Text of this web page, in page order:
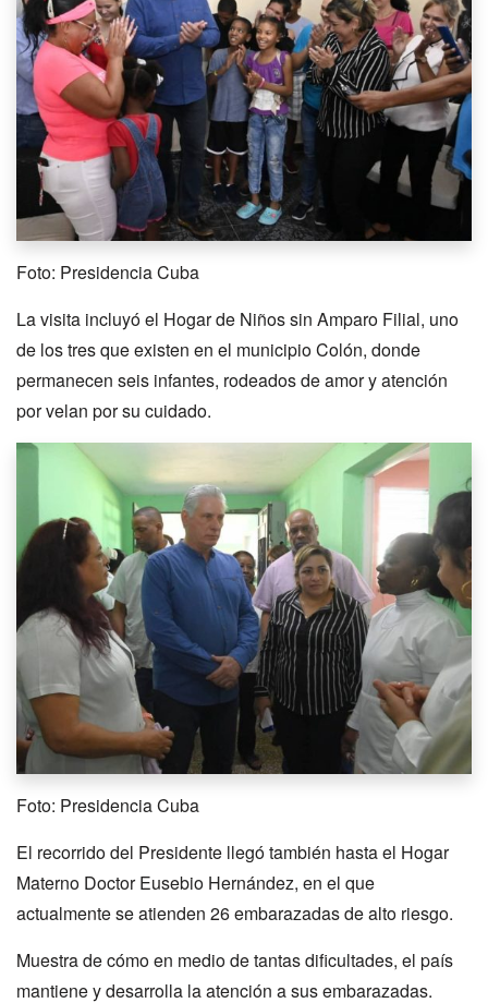
Foto: Presidencia Cuba
La visita incluyó el Hogar de Niños sin Amparo Filial, uno
de los tres que existen en el municipio Colón, donde
permanecen seis infantes, rodeados de amor y atención
por velan por su cuidado.
Foto: Presidencia Cuba
El recorrido del Presidente llegó también hasta el Hogar
Materno Doctor Eusebio Hernández, en el que
actualmente se atienden 26 embarazadas de alto riesgo.
Muestra de cómo en medio de tantas dificultades, el país
mantiene y desarrolla la atención a sus embarazadas.